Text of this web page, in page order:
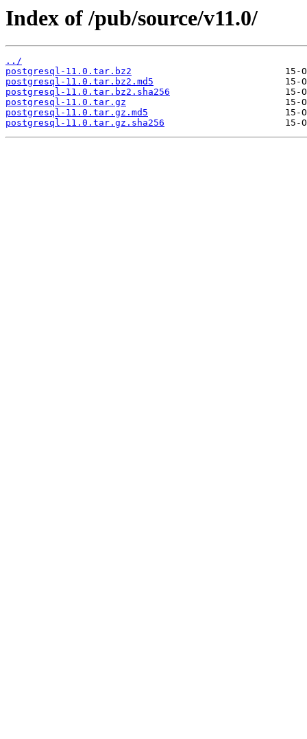
Index of /pub/source/v11.0/
../
postgresql-11.0.tar.bz2
postgresql-11.0.tar.bz2.md5
postgresql-11.0.tar.bz2.sha256
postgresql-11.0.tar.gz
postgresql-11.0.tar.gz.md5
postgresql-11.0.tar.gz.sha256